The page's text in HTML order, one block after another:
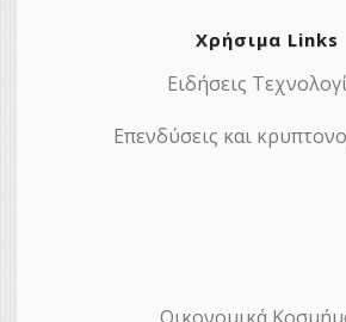
Χρήσιμα Links
Ειδήσεις
Επενδύσεις και